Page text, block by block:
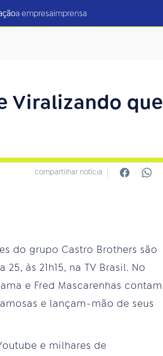
a empresaimprensa
Viralizando que
compartilhar notícia
do grupo Castro Brothers são
às 21h15, na TV Brasil. No
e Fred Mascarenhas contam
e lançam-mão de seus
e milhares de